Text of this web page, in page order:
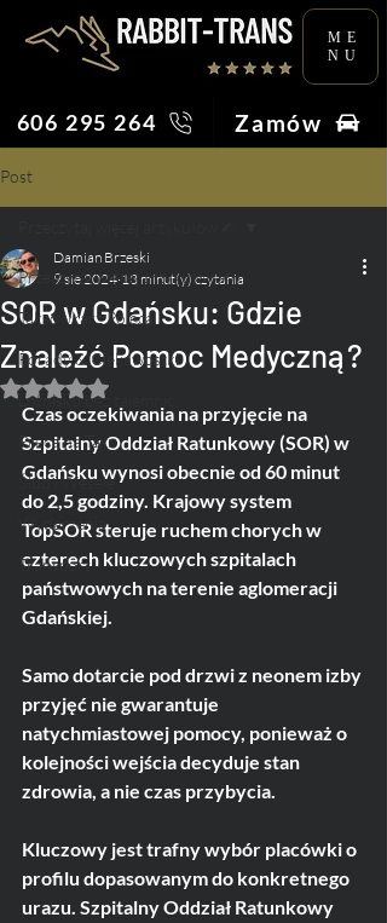
ME
NU
606 295 264 Zamów
Post
Przeczytaj więcej artykułów ✍︎
Taksówkarz Poleca
Porady & Ciekawostki
Lotnisko bez tajemnic
Praca na Taxi
Ślub i Wesele
Wydarzenia
Transport
SOR w Gdańsku: Gdzie
Znaleźć Pomoc Medyczną?
Damian Brzeski
9 sie 2024 13 minut(y) czytania
Oceniono na NaN z 5 gwiazdek.
Czas oczekiwania na przyjęcie na
Szpitalny Oddział Ratunkowy (SOR) w
Gdańsku wynosi obecnie od 60 minut
do 2,5 godziny. Krajowy system
TopSOR steruje ruchem chorych w
czterech kluczowych szpitalach
państwowych na terenie aglomeracji
Gdańskiej.
Samo dotarcie pod drzwi z neonem izby
przyjęć nie gwarantuje
natychmiastowej pomocy, ponieważ o
kolejności wejścia decyduje stan
zdrowia, a nie czas przybycia.
Kluczowy jest trafny wybór placówki o
profilu dopasowanym do konkretnego
urazu. Szpitalny Oddział Ratunkowy